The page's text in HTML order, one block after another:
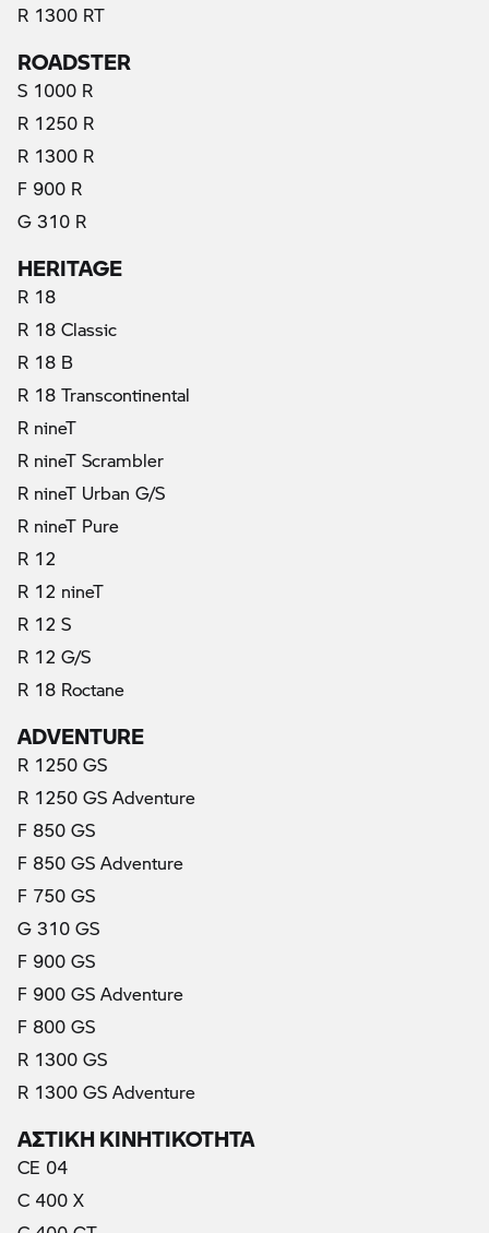
R 1300 RT
ROADSTER
S 1000 R
R 1250 R
R 1300 R
F 900 R
G 310 R
HERITAGE
R 18
R 18 Classic
R 18 B
R 18 Transcontinental
R nineT
R nineT Scrambler
R nineT Urban G/S
R nineT Pure
R 12
R 12 nineT
R 12 S
R 12 G/S
R 18 Roctane
ADVENTURE
R 1250 GS
R 1250 GS Adventure
F 850 GS
F 850 GS Adventure
F 750 GS
G 310 GS
F 900 GS
F 900 GS Adventure
F 800 GS
R 1300 GS
R 1300 GS Adventure
ΑΣΤΙΚΗ ΚΙΝΗΤΙΚΟΤΗΤΑ
CE 04
C 400 X